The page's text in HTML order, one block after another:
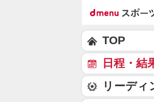
TOP
日程・結
リーディ